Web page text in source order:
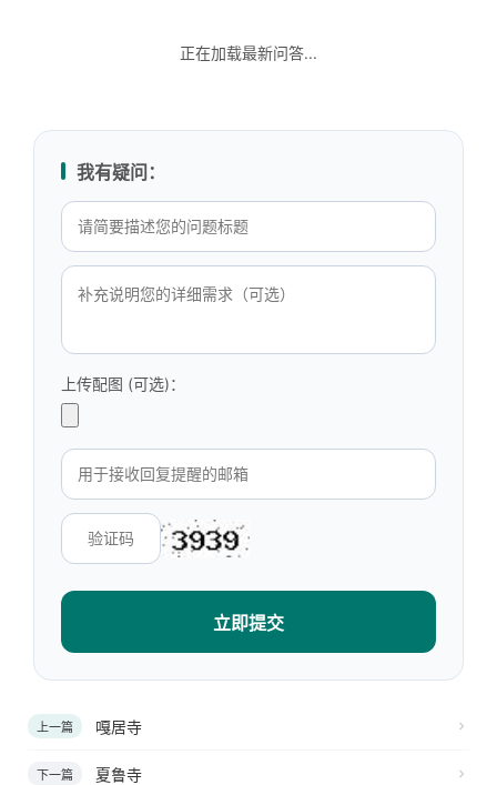
正在加载最新问答...
我有疑问：
上传配图 (可选)：
立即提交
上一篇 嘎居寺
下一篇 夏鲁寺